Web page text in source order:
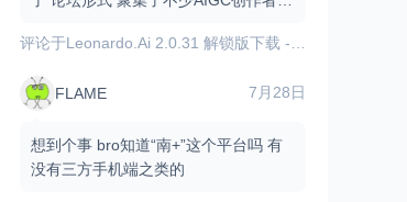
评论于Leonardo.Ai 2.0.31 解锁版下载 - 内置GPT图像模型/AI图像视频生成
FLAME 7月28日
想到个事 bro知道“南+”这个平台吗 有
没有三方手机端之类的